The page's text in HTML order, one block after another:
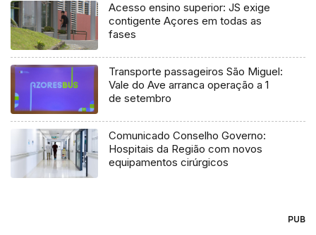
Acesso ensino superior: JS exige
contigente Açores em todas as
fases
Transporte passageiros São Miguel:
Vale do Ave arranca operação a 1
de setembro
Comunicado Conselho Governo:
Hospitais da Região com novos
equipamentos cirúrgicos
PUB